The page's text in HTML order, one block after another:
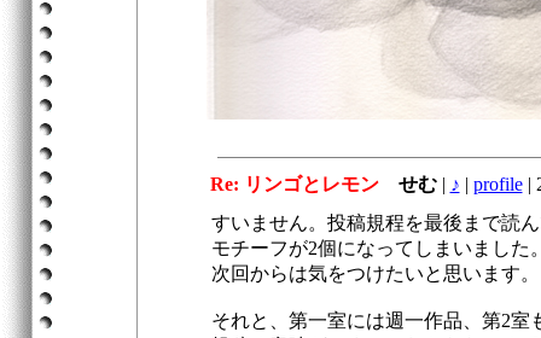
Re: リンゴとレモン せむ | ♪ | profile|
すいません。投稿規程を最後まで読
モチーフが2個になってしまいまし
次回からは気をつけたいと思います。
それと、第一室には週一作品、第2